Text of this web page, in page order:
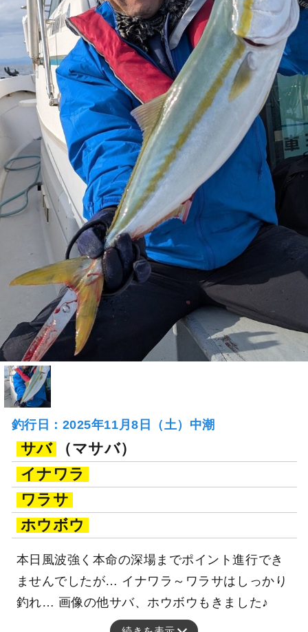
釣行日：2025年11月8日（土）中潮
サバ
（マサバ）
イナワラ
ワラサ
ホウボウ
本日風波強く本命の深場までポイント進行でき
ませんでしたが… イナワラ～ワラサはしっかり
釣れ… 画像の他サバ、ホウボウもきました♪